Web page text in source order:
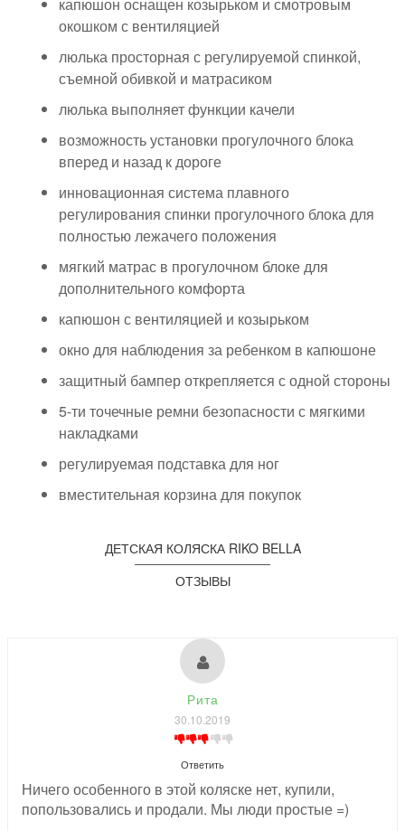
окошком с вентиляцией
люлька просторная с регулируемой спинкой,
съемной обивкой и матрасиком
люлька выполняет функции качели
возможность установки прогулочного блока
вперед и назад к дороге
инновационная система плавного
регулирования спинки прогулочного блока для
полностью лежачего положения
мягкий матрас в прогулочном блоке для
дополнительного комфорта
капюшон с вентиляцией и козырьком
окно для наблюдения за ребенком в капюшоне
защитный бампер открепляется с одной стороны
5-ти точечные ремни безопасности с мягкими
накладками
регулируемая подставка для ног
вместительная корзина для покупок
ДЕТСКАЯ КОЛЯСКА RIKO BELLA
ОТЗЫВЫ
Рита
30.10.2019
Ответить
Ничего особенного в этой коляске нет, купили,
попользовались и продали. Мы люди простые =)